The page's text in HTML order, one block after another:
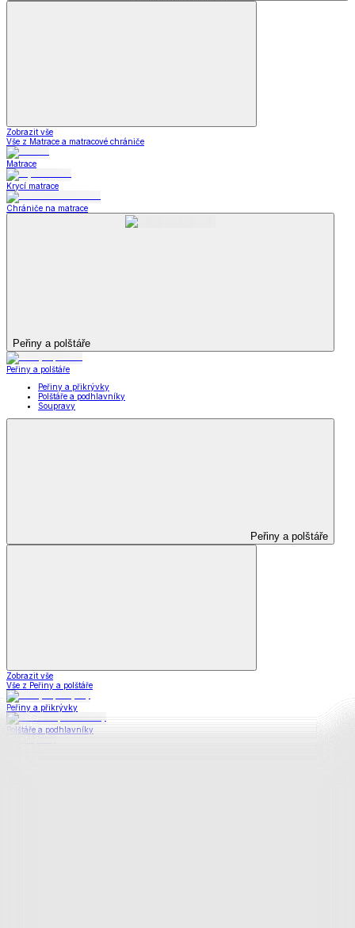
Zobrazit vše
Vše z Matrace a matracové chrániče
Matrace
Krycí matrace
Chrániče na matrace
Peřiny a polštáře
Peřiny a polštáře
Peřiny a přikrývky
Polštáře a podhlavníky
Soupravy
Peřiny a polštáře
Zobrazit vše
Vše z Peřiny a polštáře
Peřiny a přikrývky
Polštáře a podhlavníky